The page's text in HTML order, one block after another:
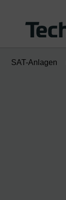
SAT-Anlagen